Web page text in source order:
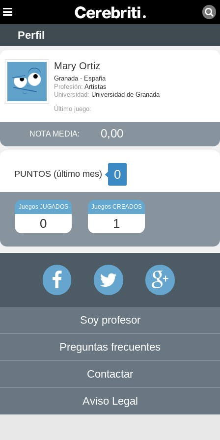
Perfil
Mary Ortiz
Granada - España
Profesión: Artistas
Universidad: Universidad de Granada
Último juego:
NOTA MEDIA: 0,00
PUNTOS (último mes) 0
Juegos JUGADOS
0
Juegos CREADOS
1
Soy profesor
Preguntas frecuentes
Contactar
Aviso Legal